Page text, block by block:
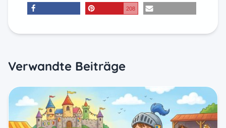
208
Verwandte Beiträge